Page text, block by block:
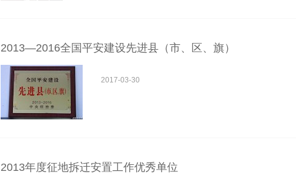
2013—2016全国平安建设先进县（市、区、旗）
2017-03-30
2013年度征地拆迁安置工作优秀单位